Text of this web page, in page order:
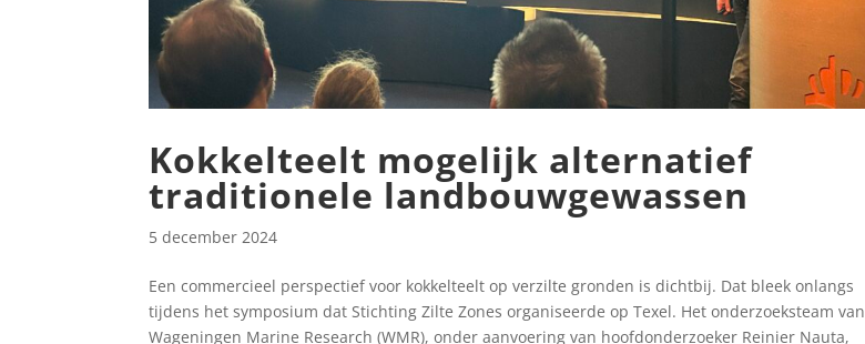
Kokkelteelt mogelijk alternatief
traditionele landbouwgewassen
5 december 2024
Een commercieel perspectief voor kokkelteelt op verzilte gronden is dichtbij. Dat bleek onlangs
tijdens het symposium dat Stichting Zilte Zones organiseerde op Texel. Het onderzoeksteam van
Wageningen Marine Research (WMR), onder aanvoering van hoofdonderzoeker Reinier Nauta,